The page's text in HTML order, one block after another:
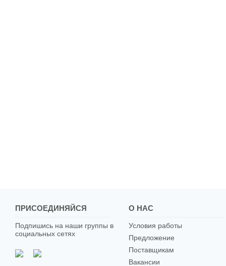
ПРИСОЕДИНЯЙСЯ
Подпишись на наши группы в
социальных сетях
О НАС
Условия работы
Предложение
Поставщикам
Вакансии